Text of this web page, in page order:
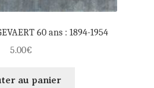
60 ans : 1894-1954
5.00€
au panier